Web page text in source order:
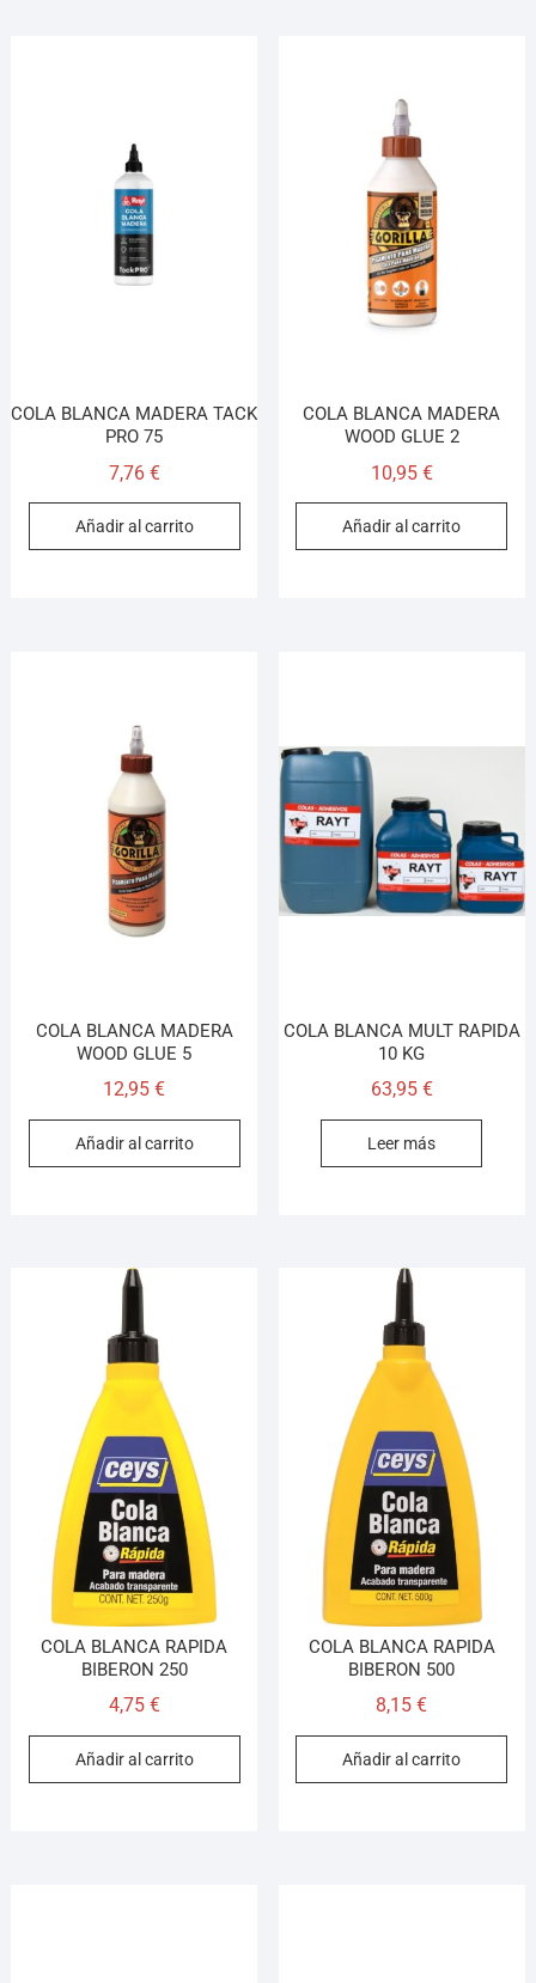
COLA BLANCA MADERA TACK
PRO 75
7,76 €
Añadir al carrito
COLA BLANCA MADERA
WOOD GLUE 2
10,95 €
Añadir al carrito
COLA BLANCA MADERA
WOOD GLUE 5
12,95€
Añadir al carrito
COLA BLANCA MULT RAPIDA
10 KG
63,95 €
Leer más
COLA BLANCA RAPIDA
BIBERON 250
4,75 €
Añadir al carrito
COLA BLANCA RAPIDA
BIBERON 500
8,15€
Añadir al carrito